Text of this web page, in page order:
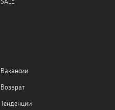
Вакансии
Возврат
Тенденции